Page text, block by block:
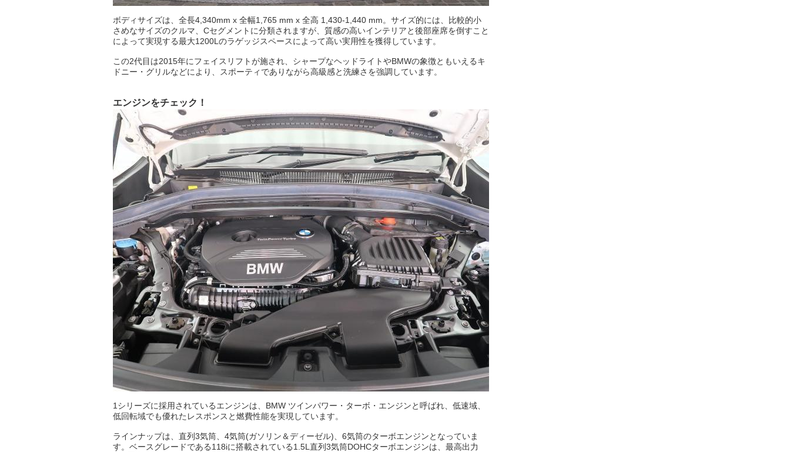
ボディサイズは、全長4,340mm x 全幅1,765 mm x 全高 1,430-1,440 mm。サイズ的には、比較的小
さめなサイズのクルマ、Cセグメントに分類されますが、質感の高いインテリアと後部座席を倒すこと
によって実現する最大1200Lのラゲッジスペースによって高い実用性を獲得しています。
この2代目は2015年にフェイスリフトが施され、シャープなヘッドライトやBMWの象徴ともいえるキ
ドニー・グリルなどにより、スポーティでありながら高級感と洗練さを強調しています。
エンジンをチェック！
1シリーズに採用されているエンジンは、BMW ツインパワー・ターボ・エンジンと呼ばれ、低速域、
低回転域でも優れたレスポンスと燃費性能を実現しています。
ラインナップは、直列3気筒、4気筒(ガソリン＆ディーゼル)、6気筒のターボエンジンとなっていま
す。ベースグレードである118iに搭載されている1.5L直列3気筒DOHCターボエンジンは、最高出力